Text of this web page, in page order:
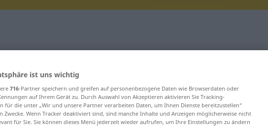
für "concurrir"
ist uns wichtig
716-Partner speichern und greifen auf personenbezogene Daten wie Browserdaten oder
auf Ihrem Gerät zu. Durch Auswahl von Akzeptieren aktivieren Sie Tracking-
für die unter „Wir und unsere Partner verarbeiten Daten, um Ihnen Dienste bereitzustellen“
Zwecke. Wenn Tracker deaktiviert sind, sind manche Inhalte und Anzeigen möglicherweise nicht
für Sie. Sie können dieses Menü jederzeit wieder aufrufen, um Ihre Einstellungen zu ändern